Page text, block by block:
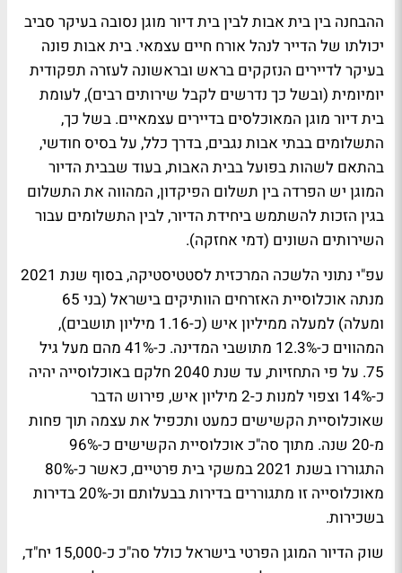
ההבחנה בין בית אבות לבין בית דיור מוגן נסובה בעיקר סביב
יכולתו של הדייר לנהל אורח חיים עצמאי. בית אבות פונה
בעיקר לדיירים הנזקקים בראש ובראשונה לעזרה תפקודית
יומיומית (ובשל כך נדרשים לקבל שירותים רבים), לעומת
בית דיור מוגן המאוכלסים בדיירים עצמאיים. בשל כך,
התשלומים בבתי אבות נגבים, בדרך כלל, על בסיס חודשי,
בהתאם לשהות בפועל בבית האבות, בעוד שבבית הדיור
המוגן יש הפרדה בין תשלום הפיקדון, המהווה את התשלום
בגין הזכות להשתמש ביחידת הדיור, לבין התשלומים עבור
השירותים השונים (דמי אחזקה).
עפ"י נתוני הלשכה המרכזית לסטטיסטיקה, בסוף שנת 2021
מנתה אוכלוסיית האזרחים הוותיקים בישראל (בני 65
ומעלה) למעלה ממיליון איש (כ-1.16 מיליון תושבים),
המהווים כ-12.3% מתושבי המדינה. כ-41% מהם מעל גיל
75. על פי התחזיות, עד שנת 2040 חלקם באוכלוסייה יהיה
כ-14% וצפוי למנות כ-2 מיליון איש, פירוש הדבר
שאוכלוסיית הקשישים כמעט ותכפיל את עצמה תוך פחות
מ-20 שנה. מתוך סה"כ אוכלוסיית הקשישים כ-96%
התגוררו בשנת 2021 במשקי בית פרטיים, כאשר כ-80%
מאוכלוסייה זו מתגוררים בדירות בבעלותם וכ-20% בדירות
בשכירות.
שוק הדיור המוגן הפרטי בישראל כולל סה"כ כ-15,000 יח"ד,